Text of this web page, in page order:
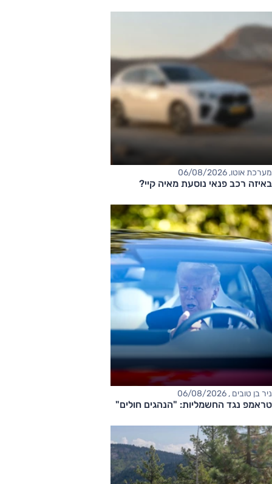
מערכת אוטו, 06/08/2026
באיזה רכב פנאי נוסעת מאיה קיי?
ניר בן טובים , 06/08/2026
טראמפ נגד החשמליות: "הנהגים חולים"